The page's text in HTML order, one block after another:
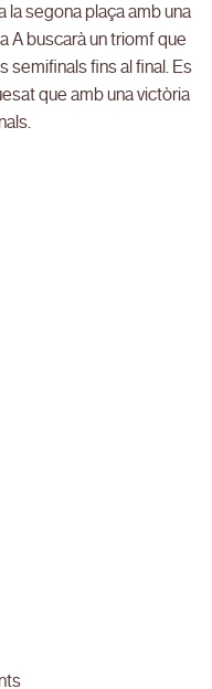
segona plaça amb una
A buscarà un triomf que
semifinals fins al final. Es
que amb una victòria